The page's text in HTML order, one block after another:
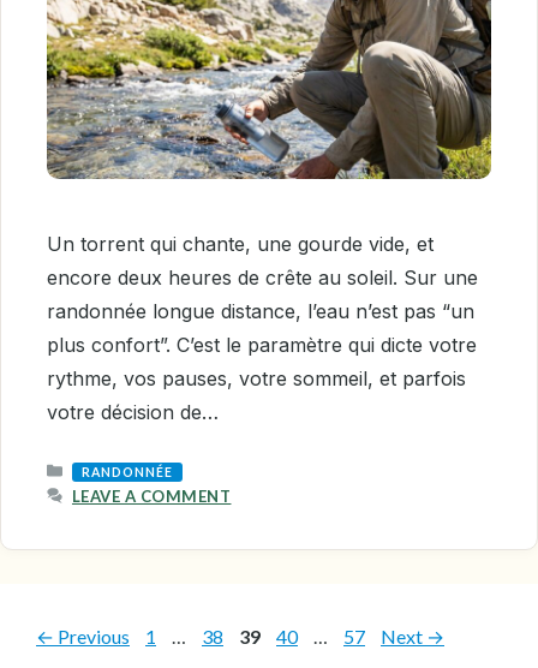
Un torrent qui chante, une gourde vide, et
encore deux heures de crête au soleil. Sur une
randonnée longue distance, l’eau n’est pas “un
plus confort”. C’est le paramètre qui dicte votre
rythme, vos pauses, votre sommeil, et parfois
votre décision de…
CATEGORIES
RANDONNÉE
LEAVE A COMMENT
← Previous Page
1 … Page
38 Page
39 Page
40 … Page
57 Next →